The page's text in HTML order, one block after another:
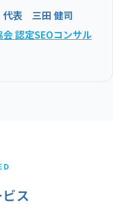
代表 三田 健司
認定SEOコンサル
ス